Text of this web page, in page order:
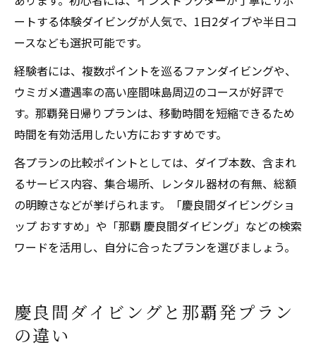
ートする体験ダイビングが人気で、1日2ダイブや半日コ
ースなども選択可能です。
経験者には、複数ポイントを巡るファンダイビングや、
ウミガメ遭遇率の高い座間味島周辺のコースが好評で
す。那覇発日帰りプランは、移動時間を短縮できるため
時間を有効活用したい方におすすめです。
各プランの比較ポイントとしては、ダイブ本数、含まれ
るサービス内容、集合場所、レンタル器材の有無、総額
の明瞭さなどが挙げられます。「慶良間ダイビングショ
ップ おすすめ」や「那覇 慶良間ダイビング」などの検索
ワードを活用し、自分に合ったプランを選びましょう。
慶良間ダイビングと那覇発プラン
の違い